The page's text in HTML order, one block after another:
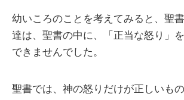
幼いころのことを考えてみると、聖
達は、聖書の中に、「正当な怒り」
できませんでした。
聖書では、神の怒りだけが正しいも